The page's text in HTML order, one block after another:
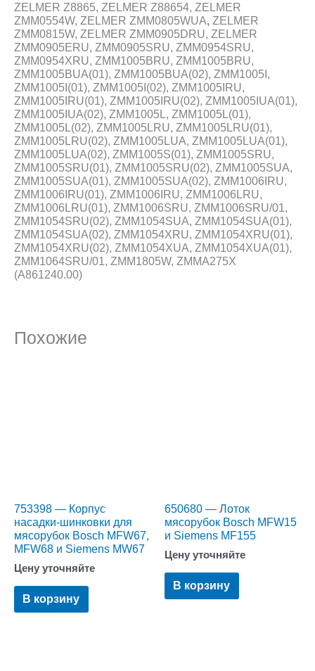
ZELMER Z8865, ZELMER Z88654, ZELMER
ZMM0554W, ZELMER ZMM0805WUA, ZELMER
ZMM0815W, ZELMER ZMM0905DRU, ZELMER
ZMM0905ERU, ZMM0905SRU, ZMM0954SRU,
ZMM0954XRU, ZMM1005BRU, ZMM1005BRU,
ZMM1005BUA(01), ZMM1005BUA(02), ZMM1005I,
ZMM1005I(01), ZMM1005I(02), ZMM1005IRU,
ZMM1005IRU(01), ZMM1005IRU(02), ZMM1005IUA(01),
ZMM1005IUA(02), ZMM1005L, ZMM1005L(01),
ZMM1005L(02), ZMM1005LRU, ZMM1005LRU(01),
ZMM1005LRU(02), ZMM1005LUA, ZMM1005LUA(01),
ZMM1005LUA(02), ZMM1005S(01), ZMM1005SRU,
ZMM1005SRU(01), ZMM1005SRU(02), ZMM1005SUA,
ZMM1005SUA(01), ZMM1005SUA(02), ZMM1006IRU,
ZMM1006IRU(01), ZMM1006IRU, ZMM1006LRU,
ZMM1006LRU(01), ZMM1006SRU, ZMM1006SRU/01,
ZMM1054SRU(02), ZMM1054SUA, ZMM1054SUA(01),
ZMM1054SUA(02), ZMM1054XRU, ZMM1054XRU(01),
ZMM1054XRU(02), ZMM1054XUA, ZMM1054XUA(01),
ZMM1064SRU/01, ZMM1805W, ZMMA275X
(A861240.00)
Похожие
753398 — Корпус
насадки-шинковки для
мясорубок Bosch MFW67,
MFW68 и Siemens MW67
Цену уточняйте
В корзину
650680 — Лоток
мясорубок Bosch MFW15
и Siemens MF155
Цену уточняйте
В корзину